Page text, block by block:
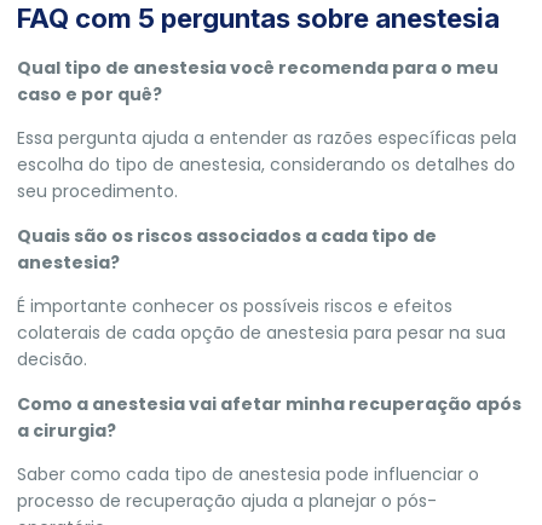
FAQ com 5 perguntas sobre anestesia
Qual tipo de anestesia você recomenda para o meu
caso e por quê?
Essa pergunta ajuda a entender as razões específicas pela
escolha do tipo de anestesia, considerando os detalhes do
seu procedimento.
Quais são os riscos associados a cada tipo de
anestesia?
É importante conhecer os possíveis riscos e efeitos
colaterais de cada opção de anestesia para pesar na sua
decisão.
Como a anestesia vai afetar minha recuperação após
a cirurgia?
Saber como cada tipo de anestesia pode influenciar o
processo de recuperação ajuda a planejar o pós-